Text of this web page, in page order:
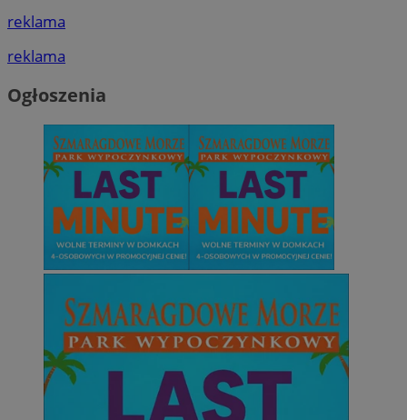
reklama
reklama
Ogłoszenia